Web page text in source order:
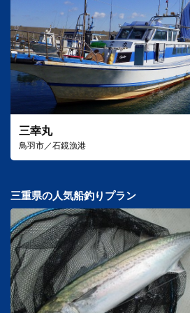
三幸丸
鳥羽市／石鏡漁港
三重県の人気船釣りプラン